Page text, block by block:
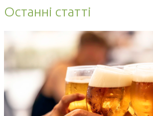
Останні статті